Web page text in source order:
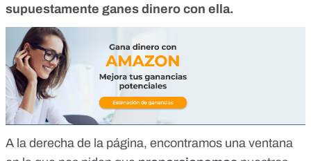
supuestamente ganes dinero con ella.
A la derecha de la página, encontramos una ventana